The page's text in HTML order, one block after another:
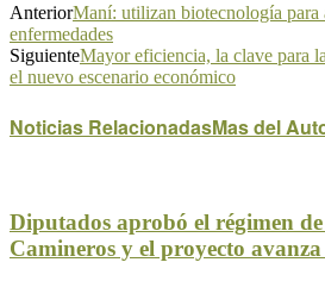
AnteriorManí: utilizan biotecnología para
enfermedades
SiguienteMayor eficiencia, la clave para
el nuevo escenario económico
Noticias RelacionadasMas del
Diputados aprobó el régimen
Camineros y el proyecto